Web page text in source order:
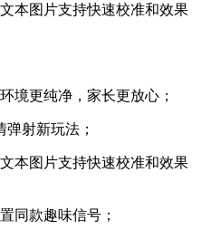
本图片支持快速校准和效果
境更纯净，家长更放心；
射新玩法；
本图片支持快速校准和效果
同款趣味信号；